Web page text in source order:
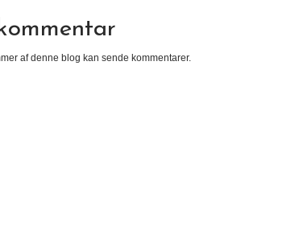
af denne blog kan sende kommentarer.